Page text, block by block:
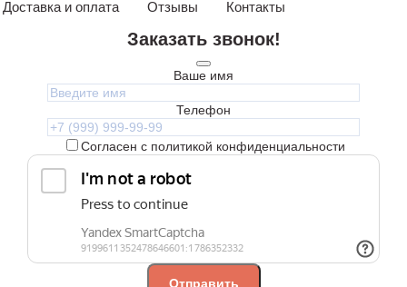
Доставка и оплата Отзывы Контакты
Заказать звонок!
Ваше имя
Телефон
Согласен с политикой конфиденциальности